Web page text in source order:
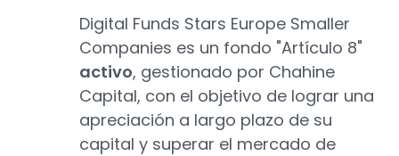
Digital Funds Stars Europe Smaller
Companies es un fondo "Artículo 8"
activo, gestionado por Chahine
Capital, con el objetivo de lograr una
apreciación a largo plazo de su
capital y superar el mercado de